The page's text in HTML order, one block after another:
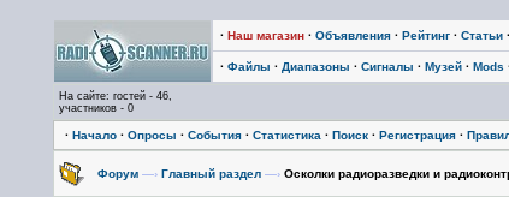
· Наш магазин· Объявления· Рейтинг· Статьи·
· Файлы · Диапазоны · Сигналы · Музей· Mods
На сайте: гостей - 46,
участников - 0
· Начало· Опросы · События· Статистика · Поиск· Регистрация·
Форум —› Главный раздел —›Осколки радиоразведки и